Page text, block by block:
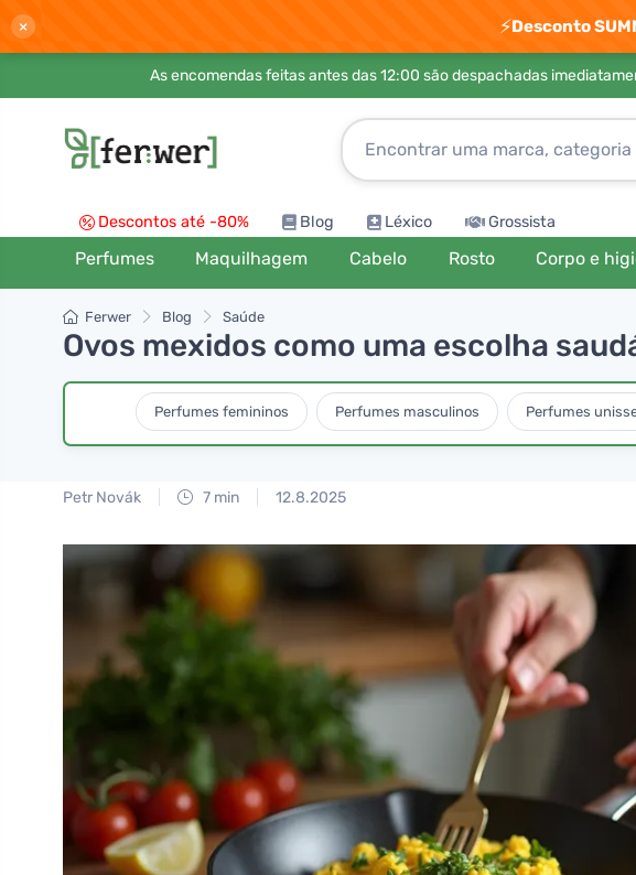
× ⚡Desconto
As encomendas feitas antes das 12:00 são despachadas
Descontos até -80% Blog Léxico Grossista
Perfumes Maquilhagem Cabelo Rosto Corpo e
Ferwer Blog Saúde
Ovos mexidos como uma escolha
Perfumes femininos Perfumes masculinos Perfumes
Petr Novák 7 min 12.8.2025